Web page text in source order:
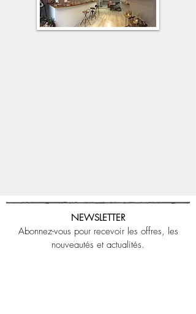
NEWSLETTER
Abonnez-vous pour recevoir les offres, les
nouveautés et actualités.